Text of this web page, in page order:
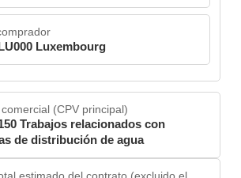
Luxembourg
(CPV principal)
Trabajos relacionados con
de distribución de agua